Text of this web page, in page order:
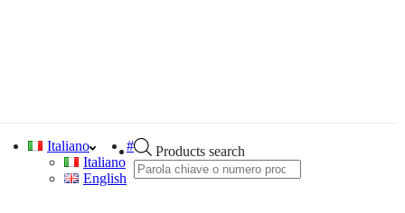
Italiano
Italiano
English
#
Products search